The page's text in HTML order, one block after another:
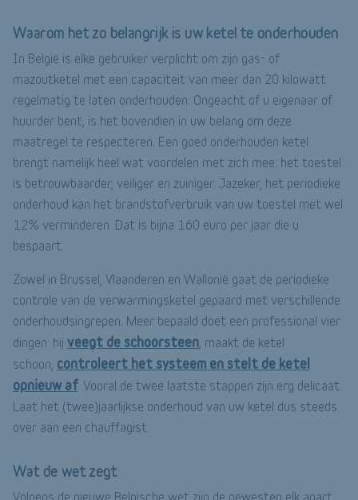
Waarom het zo belangrijk is uw ketel te onderhouden
In België is elke gebruiker verplicht om zijn gas- of
mazoutketel met een capaciteit van meer dan 20 kilowatt
regelmatig te laten onderhouden. Ongeacht of u eigenaar of
huurder bent, is het bovendien in uw belang om deze
maatregel te respecteren. Een goed onderhouden ketel
brengt namelijk heel wat voordelen met zich mee: het toestel
is betrouwbaarder, veiliger en zuiniger. Jazeker, het periodieke
onderhoud kan het brandstofverbruik van uw toestel met wel
12% verminderen. Dat is bijna 160 euro per jaar die u
bespaart.
Zowel in Brussel, Vlaanderen en Wallonië gaat de periodieke
controle van de verwarmingsketel gepaard met verschillende
onderhoudsingrepen. Meer bepaald doet een professional vier
dingen: hij veegt de schoorsteen , maakt de ketel
schoon, controleert het systeem en stelt de ketel
opnieuw af. Vooral de twee laatste stappen zijn erg delicaat.
Laat het (twee)jaarlijkse onderhoud van uw ketel dus steeds
over aan een chauffagist.
Wat de wet zegt
Volgens de nieuwe Belgische wet zijn de gewesten elk apart